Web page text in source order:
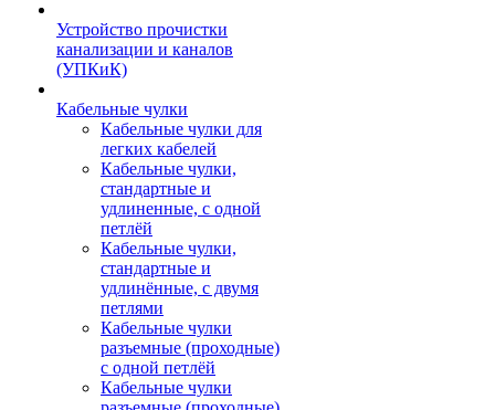
Устройство прочистки
канализации и каналов
(УПКиК)
Кабельные чулки
Кабельные чулки для
легких кабелей
Кабельные чулки,
стандартные и
удлиненные, с одной
петлёй
Кабельные чулки,
стандартные и
удлинённые, с двумя
петлями
Кабельные чулки
разъемные (проходные)
с одной петлёй
Кабельные чулки